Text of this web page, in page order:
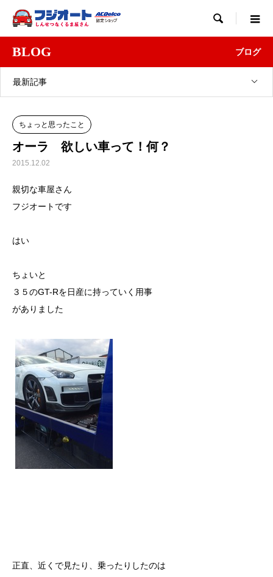

BLOG ブログ
最新記事
ちょっと思ったこと
オーラ 欲しい車って！何？
2015.12.02
親切な車屋さん
フジオートです
はい
ちょいと
３５のGT-Rを日産に持っていく用事
がありました
正直、近くで見たり、乗ったりしたのは